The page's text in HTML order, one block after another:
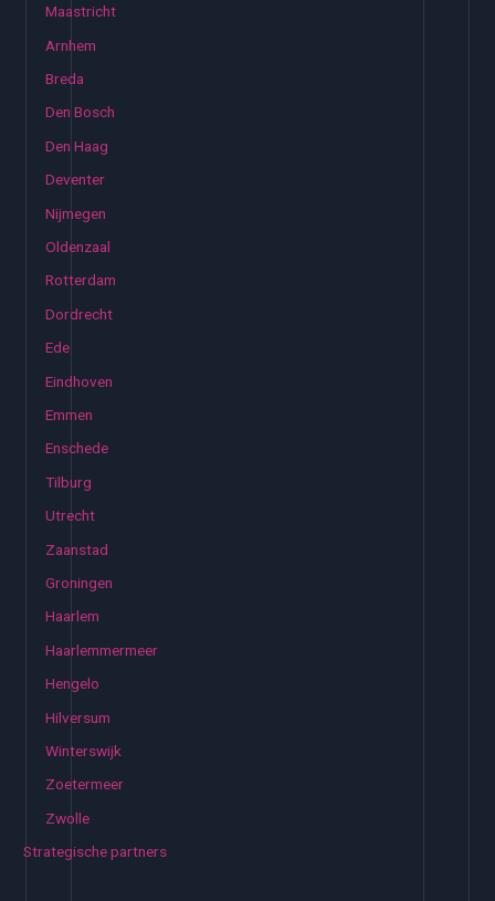
Maastricht
Arnhem
Breda
Den Bosch
Den Haag
Deventer
Nijmegen
Oldenzaal
Rotterdam
Dordrecht
Ede
Eindhoven
Emmen
Enschede
Tilburg
Utrecht
Zaanstad
Groningen
Haarlem
Haarlemmermeer
Hengelo
Hilversum
Winterswijk
Zoetermeer
Zwolle
Strategische partners